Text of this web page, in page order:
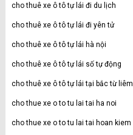
cho thuê xe ô tô tự lái đi du lịch
cho thuê xe ô tô tự lái đi yên tử
cho thuê xe ô tô tự lái hà nội
cho thuê xe ô tô tự lái số tự động
cho thuê xe ô tô tự lái tại bắc từ liêm
cho thue xe o to tu lai tai ha noi
cho thue xe o to tu lai tai hoan kiem